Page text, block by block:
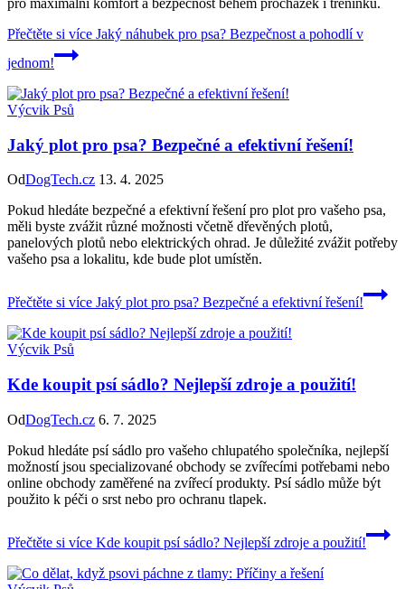
pro maximální komfort a bezpečnost během procházek i tréninku.
Přečtěte si více Jaký náhubek pro psa? Bezpečnost a pohodlí v
jednom!
Výcvik Psů
Jaký plot pro psa? Bezpečné a efektivní řešení!
OdDogTech.cz 13. 4. 2025
Pokud hledáte bezpečné a efektivní řešení pro plot pro vašeho psa,
měli byste zvážit různé možnosti včetně dřevěných plotů,
panelových plotů nebo elektrických ohrad. Je důležité zvážit potřeby
vašeho psa a lokalitu, kde bude plot umístěn.
Přečtěte si více Jaký plot pro psa? Bezpečné a efektivní řešení!
Výcvik Psů
Kde koupit psí sádlo? Nejlepší zdroje a použití!
OdDogTech.cz 6. 7. 2025
Pokud hledáte psí sádlo pro vašeho chlupatého společníka, nejlepší
možností jsou specializované obchody se zvířecími potřebami nebo
online obchody zaměřené na zvířecí produkty. Psí sádlo může být
použito k péči o srst nebo pro ochranu tlapek.
Přečtěte si více Kde koupit psí sádlo? Nejlepší zdroje a použití!